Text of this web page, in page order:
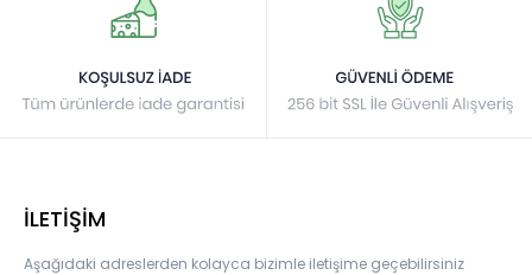
İLETİŞİM
Aşağıdaki adreslerden kolayca bizimle iletişime geçebilirsiniz